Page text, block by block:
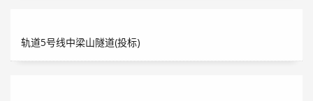
轨道5号线中梁山隧道(投标)